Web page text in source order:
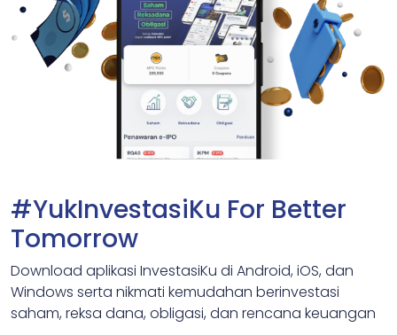
#YukInvestasiKu For Better
Tomorrow
Download aplikasi InvestasiKu di Android, iOS, dan
Windows serta nikmati kemudahan berinvestasi
saham, reksa dana, obligasi, dan rencana keuangan